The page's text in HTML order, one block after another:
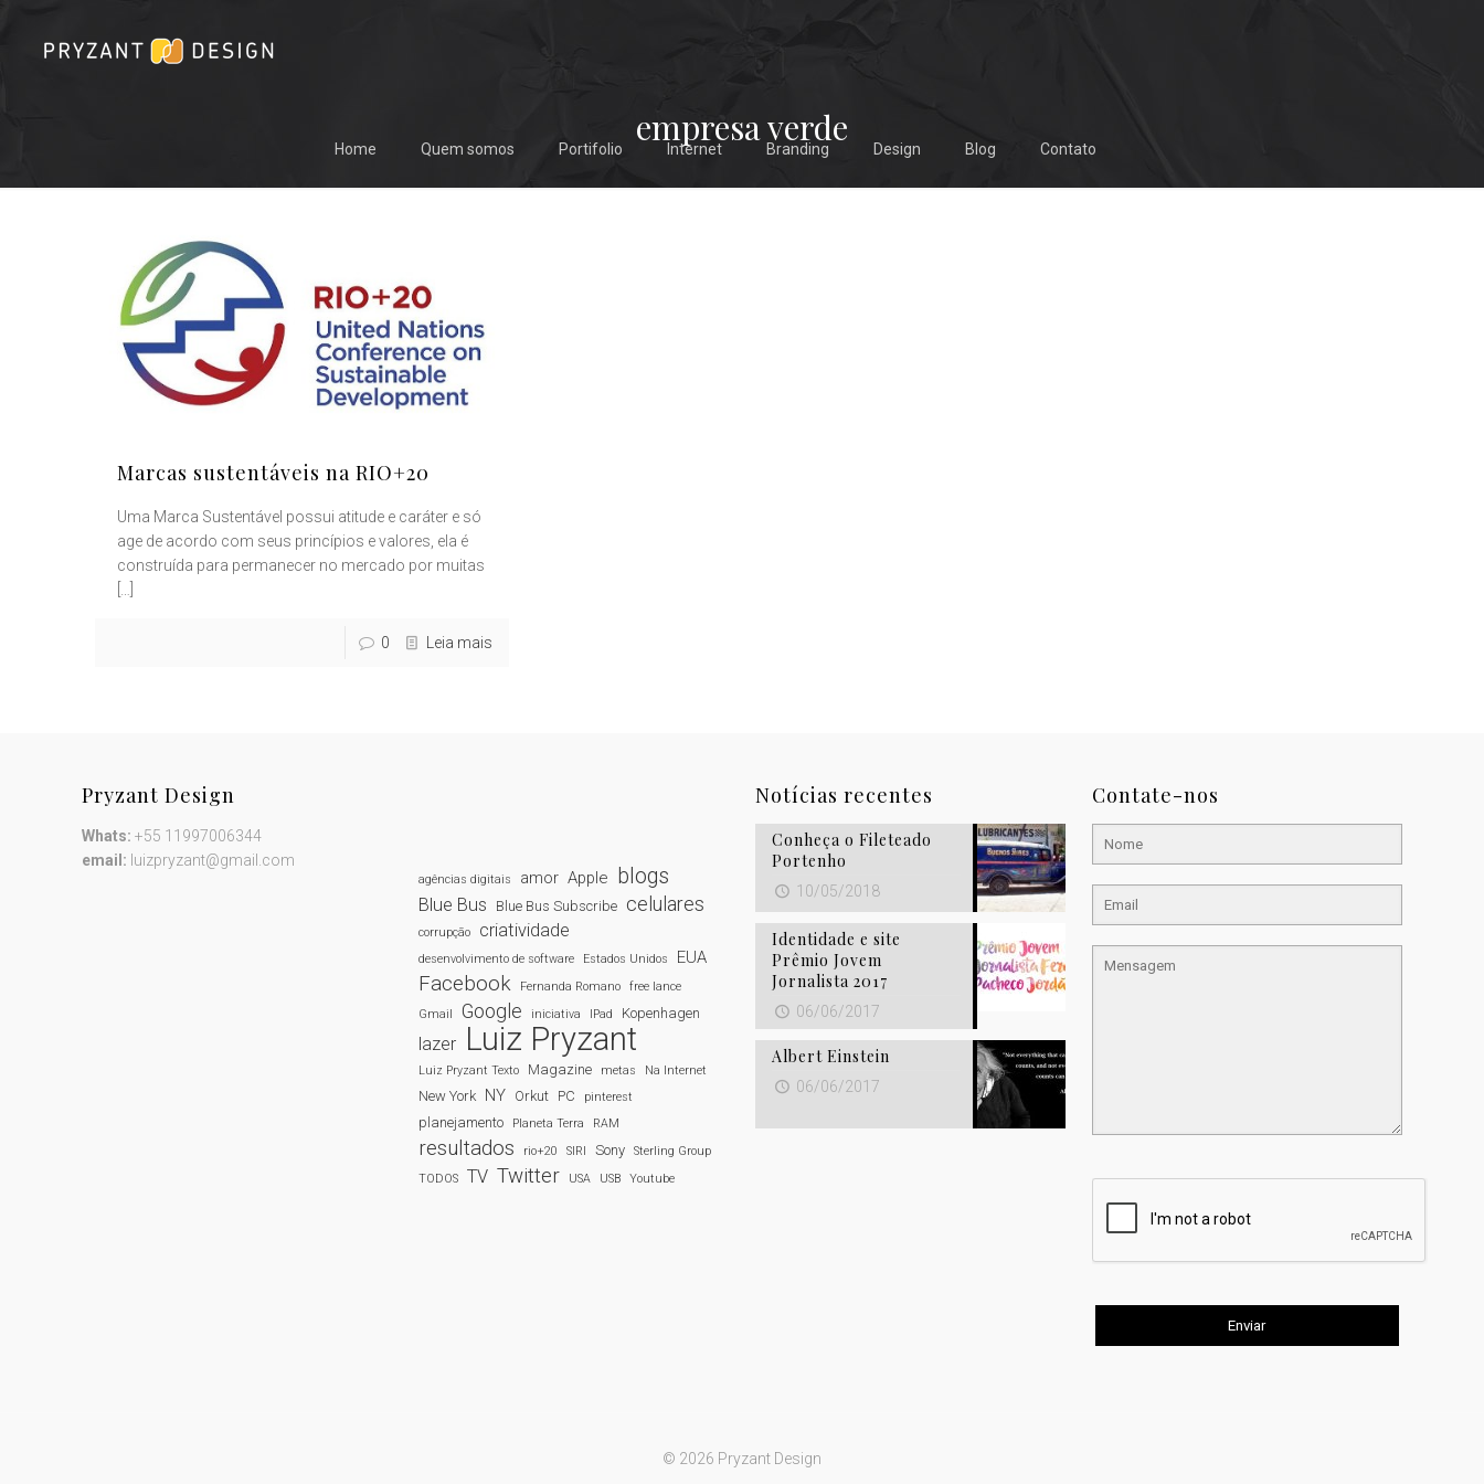
Home Quem somos Portifolio Internet Branding Design Blog Contato
empresa verde
Marcas sustentáveis na RIO+20
Uma Marca Sustentável possui atitude e caráter e só
age de acordo com seus princípios e valores, ela é
construída para permanecer no mercado por muitas
0 Leia mais
Pryzant Design
Whats: +55 11997006344
email: luizpryzant@gmail.com
agências digitais amor Apple blogs
Blue Bus Blue Bus Subscribe celulares
corrupção criatividade
desenvolvimento de software Estados Unidos EUA
Facebook Fernanda Romano
free lance
Gmail
Google iniciativa IPad Kopenhagen
lazer Luiz Pryzant
Luiz Pryzant Texto Magazine metas Na Internet
New York NY Orkut PC pinterest
planejamento Planeta Terra RAM
resultados rio+20 SIRI Sony
Sterling Group
TODOS
TV Twitter USA USB Youtube
Notícias recentes
Conheça o Fileteado
Portenho
10/05/2018
Identidade e site
Prêmio Jovem
Jornalista 2017
06/06/2017
Albert Einstein
06/06/2017
Contate-nos
© 2026 Pryzant Design